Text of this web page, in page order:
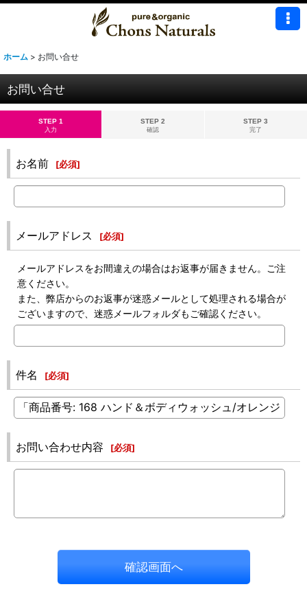
ホーム > お問い合せ
お問い合せ
STEP 1
入力
STEP 2
確認
STEP 3
完了
お名前 [必須]
メールアドレス [必須]
メールアドレスをお間違えの場合はお返事が届きません。ご注
意ください。
また、弊店からのお返事が迷惑メールとして処理される場合が
ございますので、迷惑メールフォルダもご確認ください。
件名 [必須]
お問い合わせ内容 [必須]
確認画面へ